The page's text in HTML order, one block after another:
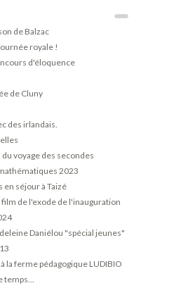
de Balzac
royale !
d'éloquence
de Cluny
des irlandais.
voyage des secondes
2023
en séjour à Taizé
film de l'exode de l'inauguration
Daniélou "spécial jeunes"
la ferme pédagogique LUDIBIO